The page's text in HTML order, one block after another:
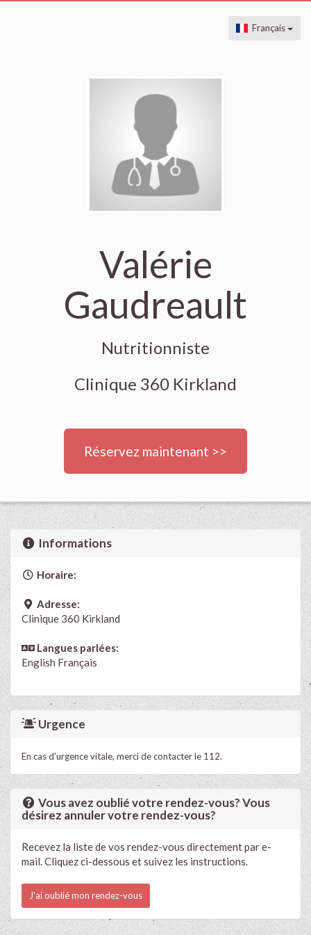
Français
Valérie
Gaudreault
Nutritionniste
Clinique 360 Kirkland
Réservez maintenant >>
Informations
Horaire:
Adresse:
Clinique 360 Kirkland
Langues parlées:
English Français
Urgence
En cas d'urgence vitale, merci de contacter le 112.
Vous avez oublié votre rendez-vous? Vous
désirez annuler votre rendez-vous?
Recevez la liste de vos rendez-vous directement par e-
mail. Cliquez ci-dessous et suivez les instructions.
J'ai oublié mon rendez-vous